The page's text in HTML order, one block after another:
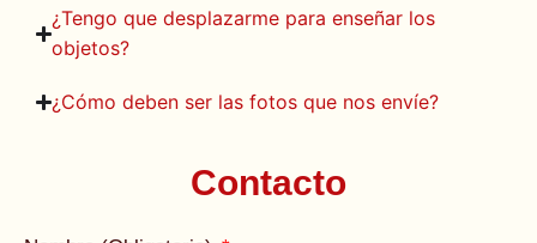
¿Tengo que desplazarme para enseñar los
objetos?
¿Cómo deben ser las fotos que nos envíe?
Contacto